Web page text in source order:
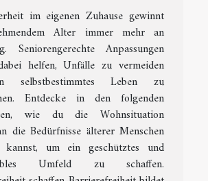
im eigenen Zuhause gewinnt
Alter immer mehr an
Seniorengerechte Anpassungen
helfen, Unfälle zu vermeiden
selbstbestimmtes Leben zu
Entdecke in den folgenden
wie du die Wohnsituation
die Bedürfnisse älterer Menschen
kannst, um ein geschütztes und
Umfeld zu schaffen.